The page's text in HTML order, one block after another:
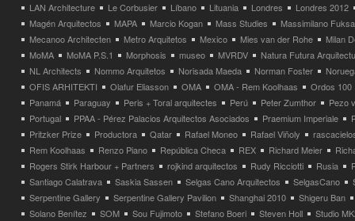
LAN Architecture
Le Corbusier Líbano Lituania Londres
Londres 2012
Magén Arquitectos
MAPA Marcio Kogan Mass Studies
Massimilano
Mecanoo Architecten
Metro Arquitetos Mexico Mies van der Rohe
Milan
MoMA
MoMA P.S.1 Morphosis museo MVRDV
Natura Futura
NL Architects
Nommo Arquitetos Norisada Maeda Norman Foster
OFIS ARHITEKTI
Olafur Eliasson OMA OMA - Rem Koolhaas
Ordos 100
Panamá
Paraguay Peris + Toral arquitectes Perú Peter Zumthor
Pezo
Portugal
PPAA - Pérez Palacios Arquitectos Asociados Praemium Imperiale
Pritzker Prize
Productora Qatar Rafael Moneo Rafael Viñoly
Rem Koolhaas
Renzo Piano República Checa REX Richard Meier
Rogers Stirk Harbour + Partners
rojkind arquitectos Rudy Ricciotti Rusia
Santiago Calatrava
Saskia Sassen Selgas Cano Arquitectos SelgasCano
Serpentine Gallery
Serpentine Gallery Pavilion Shanghai 2010
Shigeru Ban
Solano Benítez
SOM Sou Fujimoto Stefano Boeri Steven Holl
Studio